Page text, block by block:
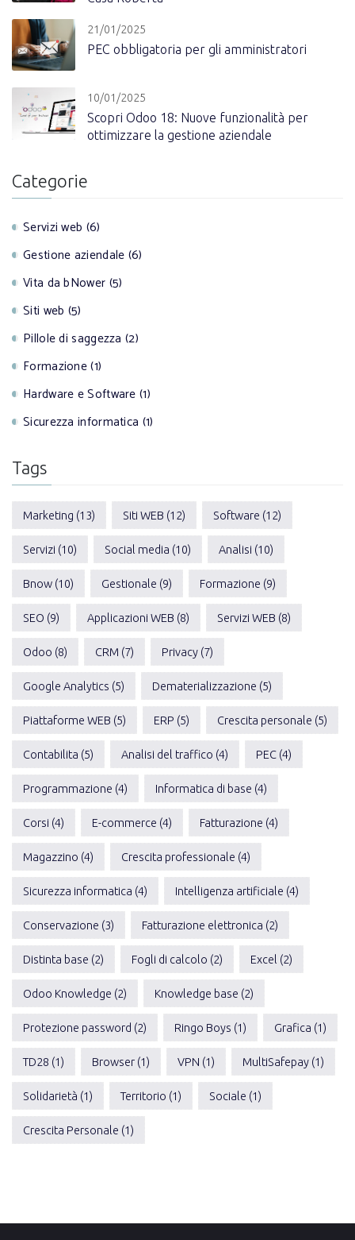
21/01/2025
PEC obbligatoria per gli amministratori
10/01/2025
Scopri Odoo 18: Nuove funzionalità per
ottimizzare la gestione aziendale
Categorie
Servizi web (6)
Gestione aziendale (6)
Vita da bNower (5)
Siti web (5)
Pillole di saggezza (2)
Formazione (1)
Hardware e Software (1)
Sicurezza informatica (1)
Tags
Marketing (13) Siti WEB (12) Software (12)
Servizi (10) Social media (10) Analisi (10)
Bnow (10) Gestionale (9) Formazione (9)
SEO (9) Applicazioni WEB (8) Servizi WEB (8)
Odoo (8) CRM (7) Privacy (7)
Google Analytics (5) Dematerializzazione (5)
Piattaforme WEB (5) ERP (5) Crescita personale (5)
Contabilita (5) Analisi del traffico (4) PEC (4)
Programmazione (4) Informatica di base (4)
Corsi (4) E-commerce (4) Fatturazione (4)
Magazzino (4) Crescita professionale (4)
Sicurezza informatica (4) Intelligenza artificiale (4)
Conservazione (3) Fatturazione elettronica (2)
Distinta base (2) Fogli di calcolo (2) Excel (2)
Odoo Knowledge (2) Knowledge base (2)
Protezione password (2) Ringo Boys (1) Grafica (1)
TD28 (1) Browser (1) VPN (1) MultiSafepay (1)
Solidarietà (1) Territorio (1) Sociale (1)
Crescita Personale (1)